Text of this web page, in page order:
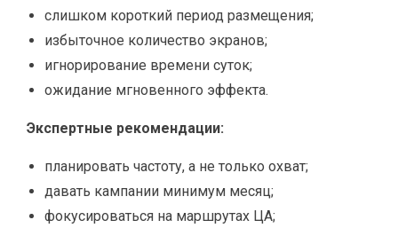
слишком короткий период размещения;
избыточное количество экранов;
игнорирование времени суток;
ожидание мгновенного эффекта.
Экспертные рекомендации:
планировать частоту, а не только охват;
давать кампании минимум месяц;
фокусироваться на маршрутах ЦА;